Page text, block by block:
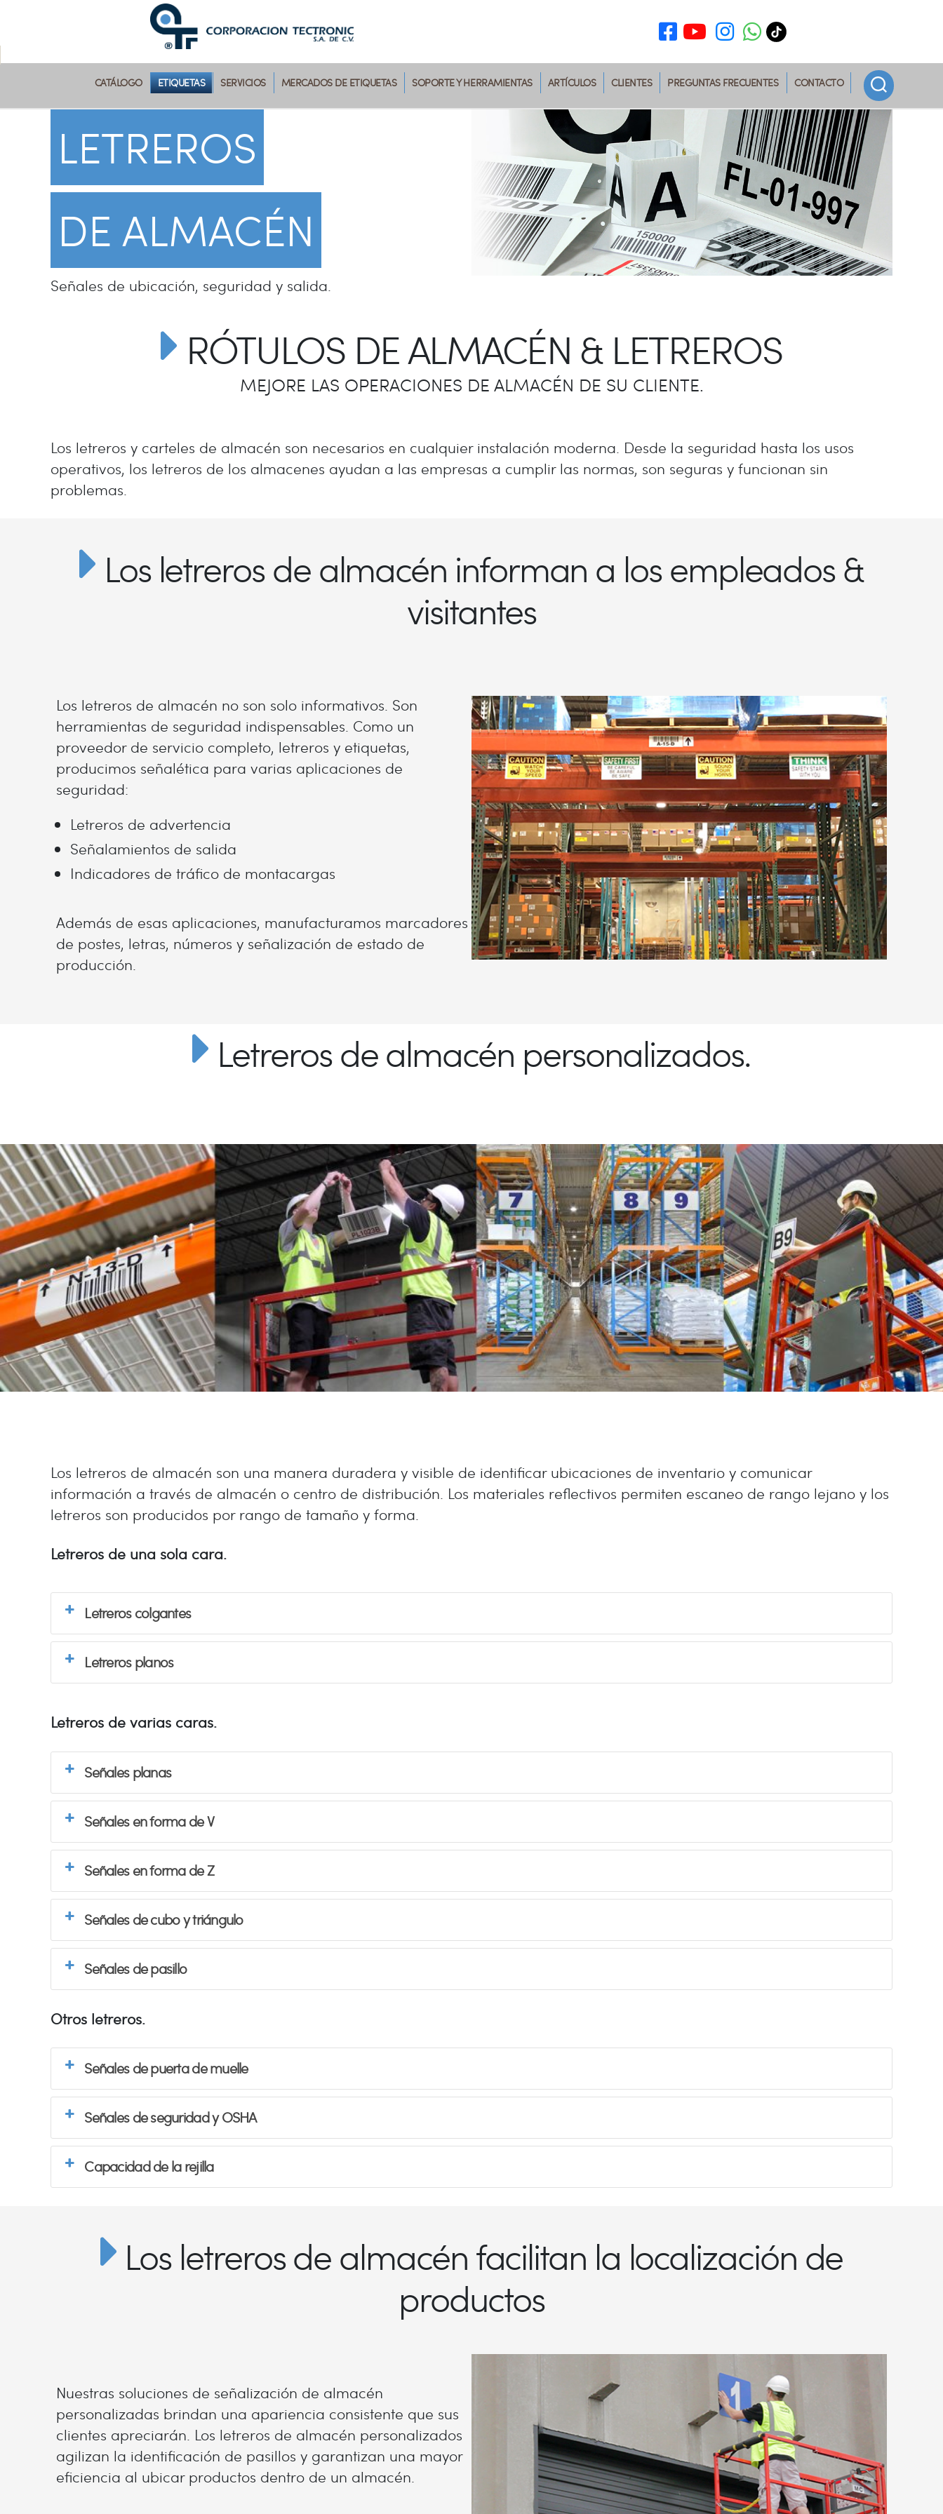
CATÁLOGO ETIQUETAS SERVICIOS MERCADOS DE ETIQUETAS SOPORTE Y HERRAMIENTAS ARTÍCULOS CLIENTES PREGUNTAS FRECUENTES CONTACTO
LETREROS
DE ALMACÉN
Señales de ubicación, seguridad y salida.
RÓTULOS DE ALMACÉN & LETREROS
MEJORE LAS OPERACIONES DE ALMACÉN DE SU CLIENTE.
Los letreros y carteles de almacén son necesarios en cualquier instalación moderna. Desde la seguridad hasta los usos
operativos, los letreros de los almacenes ayudan a las empresas a cumplir las normas, son seguras y funcionan sin
problemas.
Los letreros de almacén informan a los empleados &
visitantes
Los letreros de almacén no son solo informativos. Son
herramientas de seguridad indispensables. Como un
proveedor de servicio completo, letreros y etiquetas,
producimos señalética para varias aplicaciones de
seguridad:
Letreros de advertencia
Señalamientos de salida
Indicadores de tráfico de montacargas
Además de esas aplicaciones, manufacturamos marcadores
de postes, letras, números y señalización de estado de
producción.
Letreros de almacén personalizados.
Los letreros de almacén son una manera duradera y visible de identificar ubicaciones de inventario y comunicar
información a través de almacén o centro de distribución. Los materiales reflectivos permiten escaneo de rango lejano y los
letreros son producidos por rango de tamaño y forma.
Letreros de una sola cara.
Letreros colgantes
Letreros planos
Letreros de varias caras.
Señales planas
Señales en forma de V
Señales en forma de Z
Señales de cubo y triángulo
Señales de pasillo
Otros letreros.
Señales de puerta de muelle
Señales de seguridad y OSHA
Capacidad de la rejilla
Los letreros de almacén facilitan la localización de
productos
Nuestras soluciones de señalización de almacén
personalizadas brindan una apariencia consistente que sus
clientes apreciarán. Los letreros de almacén personalizados
agilizan la identificación de pasillos y garantizan una mayor
eficiencia al ubicar productos dentro de un almacén.